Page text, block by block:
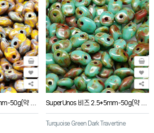
SuperUnos 비즈 2.5*5mm-50g(약 650개) SuperUnos 비즈 2.5*5mm-50g(약 650개)
Turquoise Green Dark Travertine